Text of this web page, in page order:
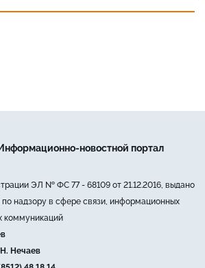
новостной портал
ЭЛ № ФС 77 - 68109 от 21.12.2016, выдано
надзору в сфере связи, информационных
коммуникаций
Нечаев